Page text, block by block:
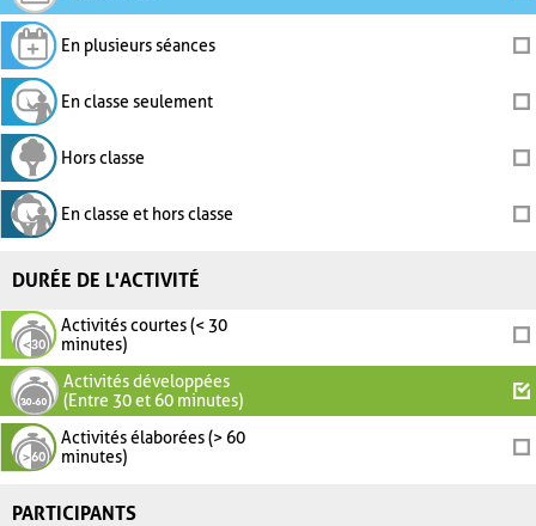
En plusieurs séances
En classe seulement
Hors classe
En classe et hors classe
DURÉE DE L'ACTIVITÉ
Activités courtes (< 30
minutes)
Activités développées
(Entre 30 et 60 minutes)
Activités élaborées (> 60
minutes)
PARTICIPANTS